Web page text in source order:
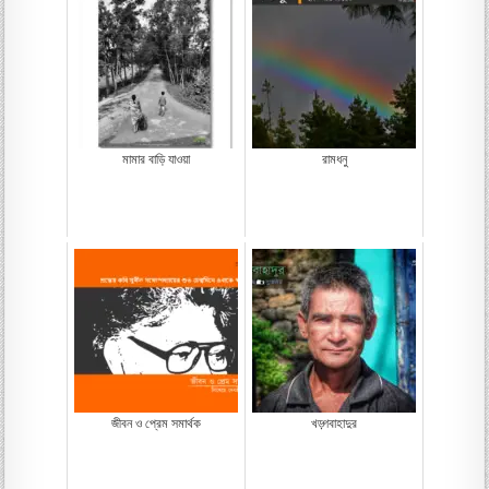
মামার বাড়ি যাওয়া রামধনু
জীবন ও প্রেম সমার্থক খড়্গবাহাদুর